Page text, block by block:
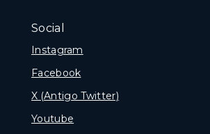
Social
Instagram
Facebook
X (Antigo Twitter)
Youtube